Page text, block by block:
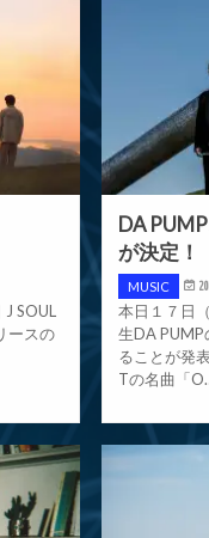
SOUL
ースの
DA
が決定！
MUSIC
本日１７日
生DA
ることが発
Tの名曲「